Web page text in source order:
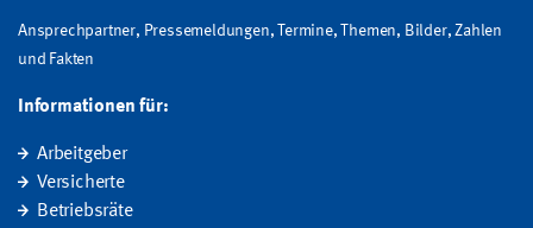
Ansprechpartner, Pressemeldungen, Termine, Themen, Bilder, Zahlen
und Fakten
Informationen für:
Arbeitgeber
Versicherte
Betriebsräte